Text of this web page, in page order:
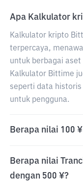
Apa Kalkulator
Kalkulator kripto
terpercaya,
untuk berbagai
Kalkulator Bittime
seperti data
untuk pengguna.
Berapa nilai 100
Berapa nilai
dengan 500 ¥?